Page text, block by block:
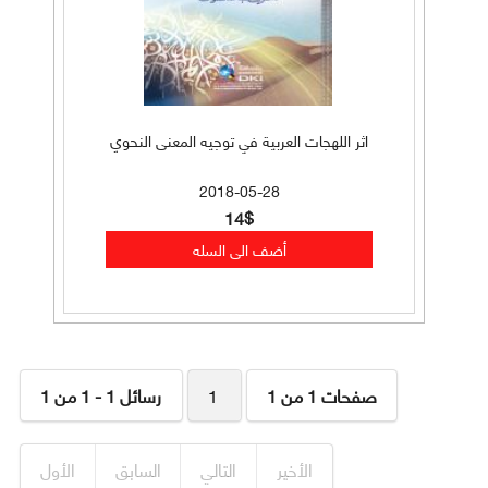
اثر اللهجات العربية في توجيه المعنى النحوي
2018-05-28
14$
رسائل 1 - 1 من 1 1 صفحات 1 من 1
الأول السابق التالي الأخير